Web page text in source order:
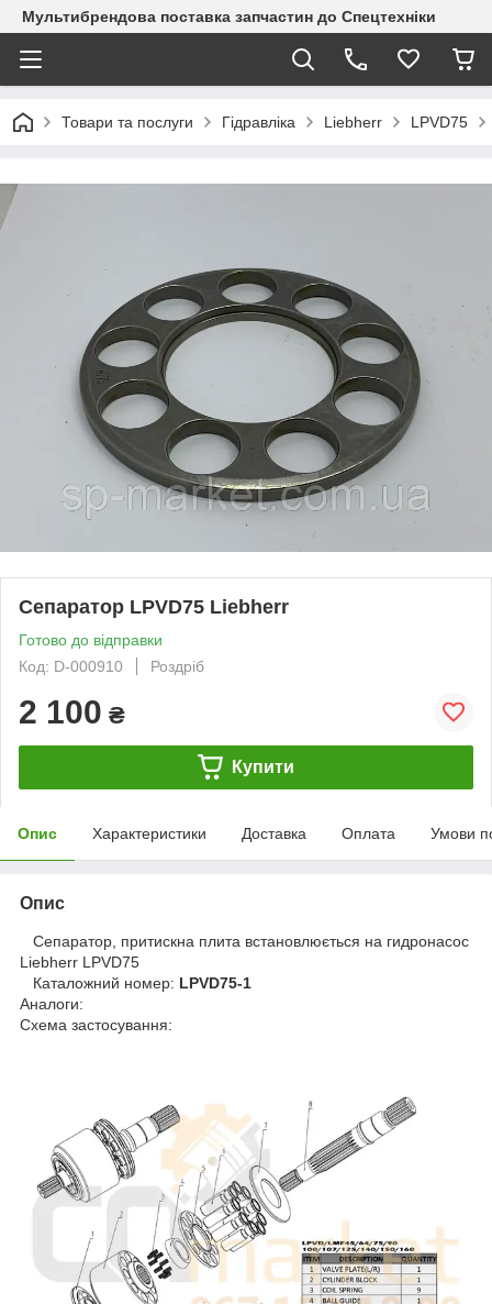
Мультибрендова поставка запчастин до Спецтехніки
Товари та послуги Гідравліка Liebherr LPVD75
Сепаратор LPVD75 Liebherr
Готово до відправки
Код: D-000910
Роздріб
2 100 ₴
Купити
Опис Характеристики Доставка Оплата Умови
Опис
Сепаратор, притискна плита встановлюється на гидронасос
Liebherr LPVD75
Каталожний номер: LPVD75-1
Аналоги:
Схема застосування: